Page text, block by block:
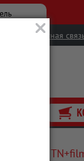
Обратная
черный